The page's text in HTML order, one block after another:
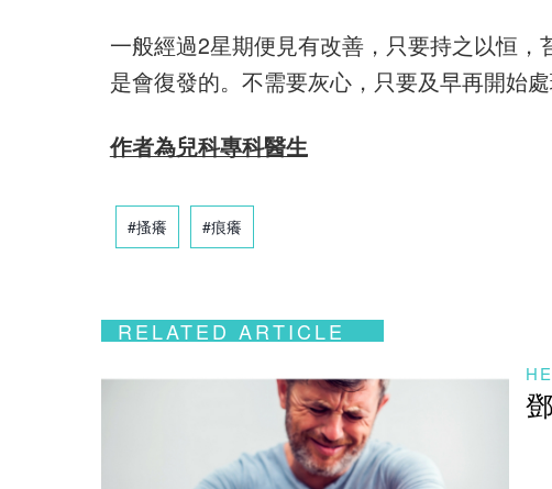
一般經過2星期便見有改善，只要持之以恒
是會復發的。不需要灰心，只要及早再開始處
作者為兒科專科醫生
#搔癢 #痕癢
RELATED ARTICLE